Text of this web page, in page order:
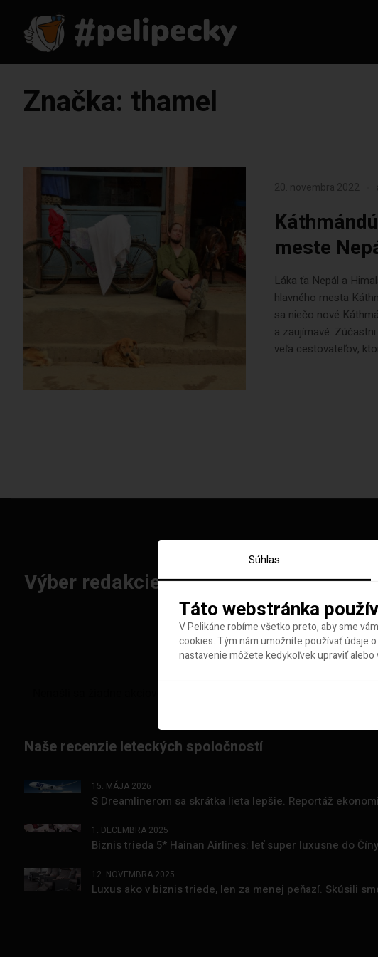
Značka: thamel
20. novembra 2022
meste
Láka ťa Nepál a
hlavného mesta
sa niečo nové
a zaujímavé.
veľa cestovateľov,
Výber redakcie: Najlepšie letenky tohto
Naše recenzie leteckých spoločností
15. MÁJA 2026
S Dreamlinerom sa skrátka lieta lepšie. Reportáž
1. DECEMBRA 2025
Biznis trieda 5* Hainan Airlines: leť super luxusne do
12. NOVEMBRA 2025
Luxus ako v biznis triede, len za menej peňazí. Skúsili
Súhlas
Táto webstránka
V Pelikáne robíme všetko preto, aby sme
cookies. Tým nám umožníte používať údaje
nastavenie môžete kedykoľvek upraviť alebo